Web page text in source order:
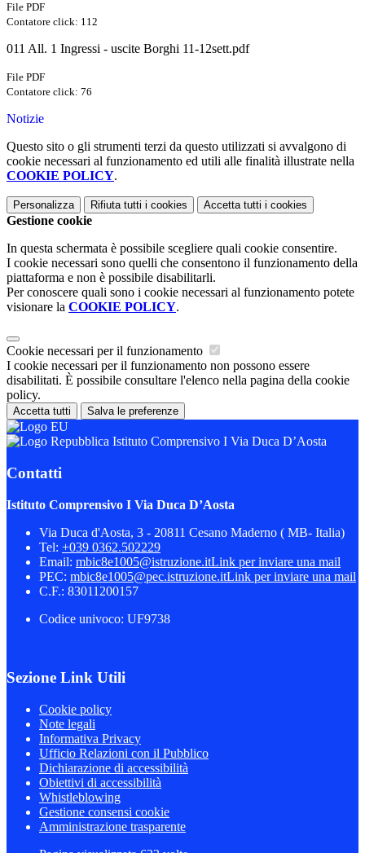
File PDF
Contatore click: 112
011 All. 1 Ingressi - uscite Borghi 11-12sett.pdf
File PDF
Contatore click: 76
Notizie
Questo sito o gli strumenti terzi da questo utilizzati si avvalgono di
cookie necessari al funzionamento ed utili alle finalità illustrate nella
COOKIE POLICY.
Personalizza Rifiuta tutti i cookies Accetta tutti i cookies
Gestione cookie
In questa schermata è possibile scegliere quali cookie consentire.
I cookie necessari sono quelli che consentono il funzionamento della
piattaforma e non è possibile disabilitarli.
Per conoscere quali sono i cookie necessari al funzionamento potete
visionare la COOKIE POLICY.
Cookie necessari per il funzionamento
I cookie necessari per il funzionamento non possono essere
disabilitati. È possibile consultare l'elenco nella pagina della cookie
policy.
Accetta tutti Salva le preferenze
Istituto Comprensivo I Via Duca D’Aosta
Contatti
Istituto Comprensivo I Via Duca D’Aosta
Via Duca d'Aosta, 3 - 20811 Cesano Maderno ( MB- Italia)
Tel: +039 0362.502229
Email: mbic8e1005@istruzione.itLink per inviare una mail
PEC: mbic8e1005@pec.istruzione.itLink per inviare una mail
C.F.: 83011200157
Codice univoco: UF9738
Sezione Link Utili
Cookie policy
Note legali
Informativa Privacy
Ufficio Relazioni con il Pubblico
Dichiarazione di accessibilità
Obiettivi di accessibilità
Whistleblowing
Gestione consensi cookie
Amministrazione trasparente